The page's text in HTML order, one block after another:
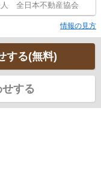
人 全日本不動産協会
情報の見方
する(無料)
する